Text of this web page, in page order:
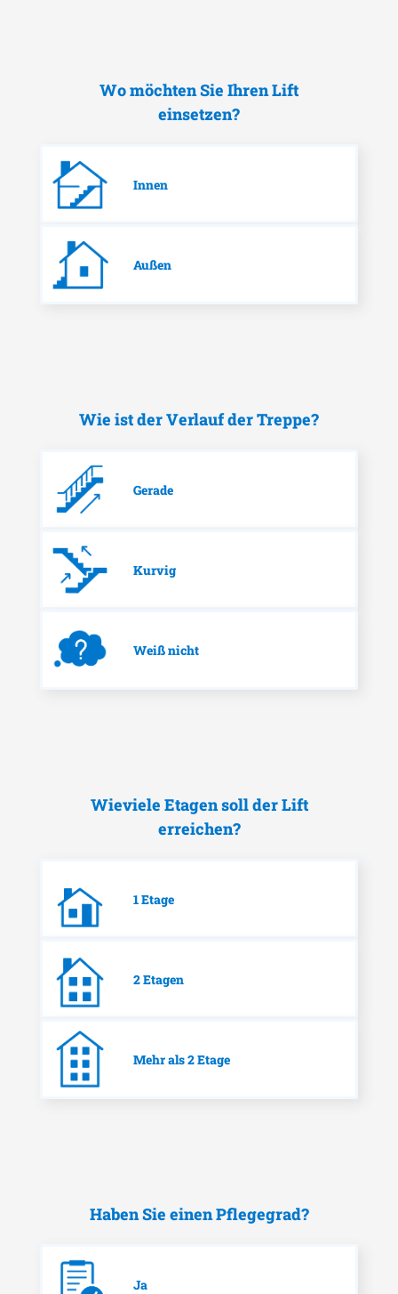
Wo möchten Sie Ihren Lift
einsetzen?
Innen
Außen
Wie ist der Verlauf der Treppe?
Gerade
Kurvig
Weiß nicht
Wieviele Etagen soll der Lift
erreichen?
1 Etage
2 Etagen
Mehr als 2 Etage
Haben Sie einen Pflegegrad?
Ja